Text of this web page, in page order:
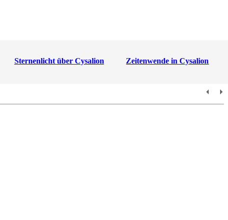
Sternenlicht über Cysalion Zeitenwende in Cysalion